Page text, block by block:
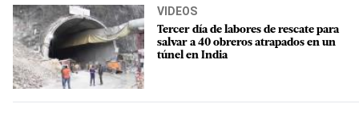
VIDEOS
Tercer día de labores de rescate para
salvar a 40 obreros atrapados en un
túnel en India